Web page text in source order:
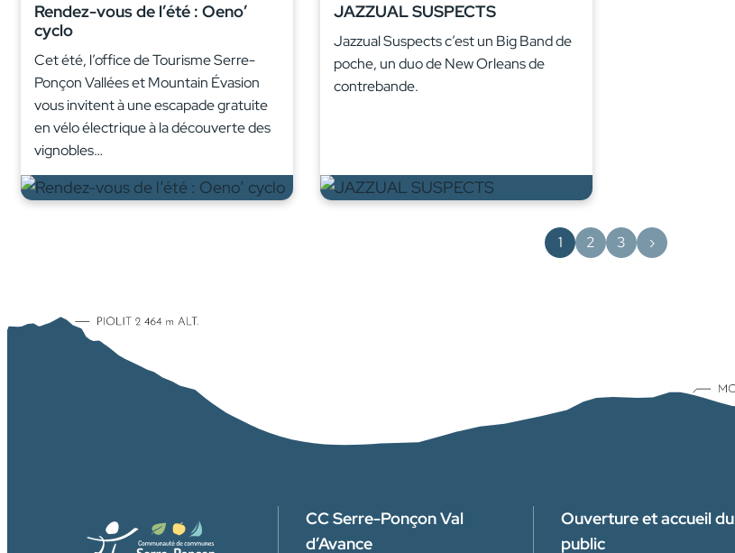
Rendez-vous de l’été : Oeno’
cyclo
Cet été, l’office de Tourisme Serre-
Ponçon Vallées et Mountain Évasion
vous invitent à une escapade gratuite
en vélo électrique à la découverte des
vignobles…
JAZZUAL SUSPECTS
Jazzual Suspects c’est un Big Band de
poche, un duo de New Orleans de
contrebande.
1 2 3 ›
CC Serre-Ponçon Val
d’Avance
Ouverture et accueil du
public